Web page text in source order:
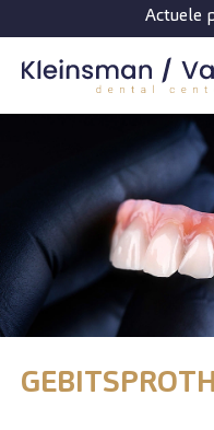
Spring naar hoofd-inhoud
Actuele